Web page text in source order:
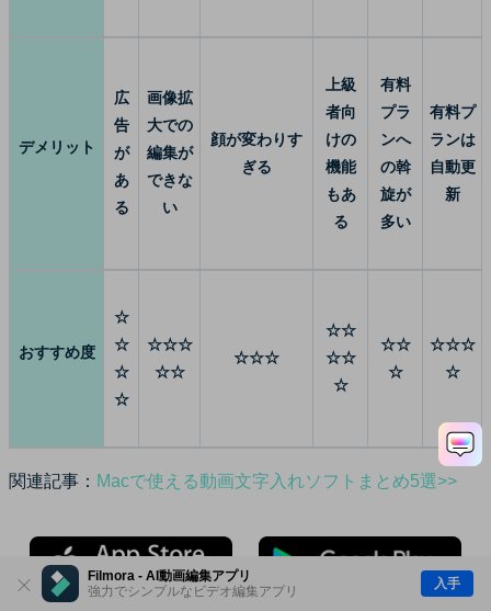
Filmora - AI動画編集アプリ
強力でシンプルなビデオ編集アプリ
入手
デメリット
広
告
が
あ
る
画像拡
大での
編集が
できな
い
顔が変わりす
ぎる
上級
者向
けの
機能
もあ
る
有料
プラ
ンへ
の斡
旋が
多い
有料プ
ランは
自動更
新
おすすめ度
☆
☆
☆
☆
☆☆☆
☆☆
☆☆☆
☆☆
☆☆
☆
☆☆
☆
☆☆☆
☆
関連記事： Macで使える動画文字入れソフトまとめ5選>>